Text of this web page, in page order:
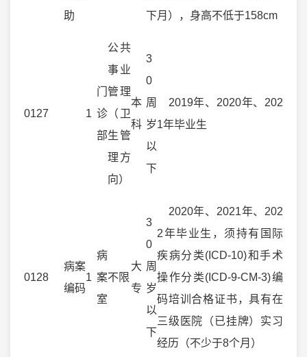
助
下月），身高不低于158cm
0127 1
门
诊
部
公共
事业
管理
（卫
生管
理方
向）
本
科
3
0
周
岁
以
下
2019年、2020年、202
1年毕业生
0128
病案
编码
1
病
案
室
不限
大
专
3
0
周
岁
以
下
2020年、2021年、202
2年毕业生，须持有国际
疾病分类(ICD-10)和手术
操作分类(ICD-9-CM-3)编
码培训合格证书，具有在
三级医院（已挂牌）实习
经历（不少于8个月）